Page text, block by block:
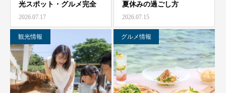
ニジゲンノモリ
光スポット・グルメ完全
ガイド
2026.07.17
夏休みの過ごし方
2026.07.15
観光情報 グルメ情報